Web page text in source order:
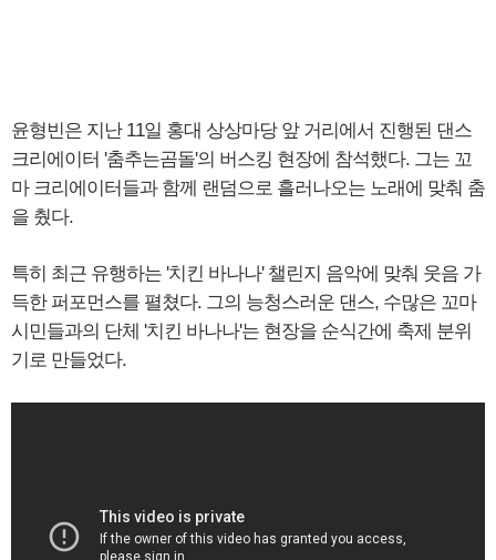
윤형빈은 지난 11일 홍대 상상마당 앞 거리에서 진행된 댄스
크리에이터 '춤추는곰돌'의 버스킹 현장에 참석했다. 그는 꼬
마 크리에이터들과 함께 랜덤으로 흘러나오는 노래에 맞춰 춤
을 췄다.
특히 최근 유행하는 '치킨 바나나' 챌린지 음악에 맞춰 웃음 가
득한 퍼포먼스를 펼쳤다. 그의 능청스러운 댄스, 수많은 꼬마
시민들과의 단체 '치킨 바나나'는 현장을 순식간에 축제 분위
기로 만들었다.